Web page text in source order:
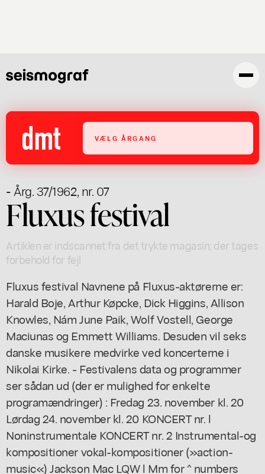
VÆLG ÅRGANG
- Årg. 37/1962, nr. 07
Fluxus festival
Artiklen er indscannet fra det trykte magasin; der tages
forbehold for fejl
Fluxus festival Navnene på Fluxus-aktørerne er:
Harald Boje, Arthur Køpcke, Dick Higgins, Allison
Knowles, Nám June Paik, Wolf Vostell, George
Maciunas og Emmett Williams. Desuden vil seks
danske musikere medvirke ved koncerterne i
Nikolai Kirke. - Festivalens data og programmer
ser sådan ud (der er mulighed for enkelte
programændringer) : Fredag 23. november kl. 20
Lørdag 24. november kl. 20 KONCERT nr. l
Noninstrumentale KONCERT nr. 2 Instrumental-og
kompositioner vokal-kompositioner (»action-
music«) Jackson Mac LQW l Mm for ^ numbers